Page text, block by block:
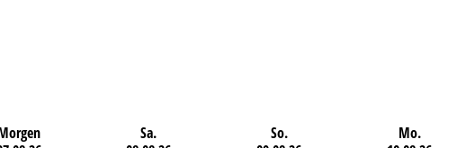
Sa.
So.
Mo.